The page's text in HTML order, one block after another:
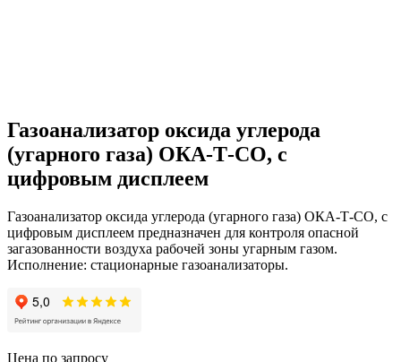
Газоанализатор оксида углерода
(угарного газа) ОКА-Т-CO, с
цифровым дисплеем
Газоанализатор оксида углерода (угарного газа) ОКА-Т-CO, с
цифровым дисплеем предназначен для контроля опасной
загазованности воздуха рабочей зоны угарным газом.
Исполнение: стационарные газоанализаторы.
Цена по запросу